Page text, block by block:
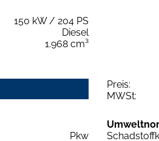
150 kW / 204 PS
Diesel
1.968 cm³
Preis:
MWSt:
Pkw